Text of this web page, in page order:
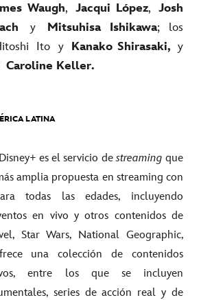
Waugh, Jacqui López, Josh
y Mitsuhisa Ishikawa; los
Ito y Kanako Shirasaki,y
Caroline Keller.
LATINA
es el servicio destreamingque
amplia propuesta en streaming con
todas las edades, incluyendo
en vivo y otros contenidos de
Star Wars, National Geographic,
una colección de contenidos
entre los que se incluyen
series de acción real y de